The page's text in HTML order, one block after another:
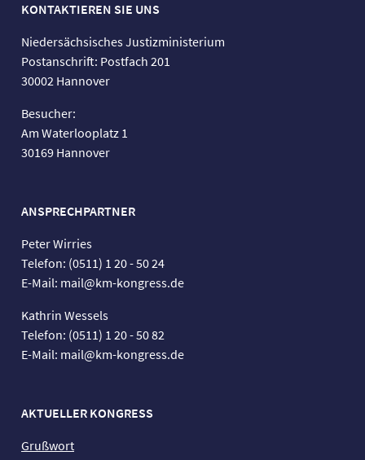
KONTAKTIEREN SIE UNS
Niedersächsisches Justizministerium
Postanschrift: Postfach 201
30002 Hannover
Besucher:
Am Waterlooplatz 1
30169 Hannover
ANSPRECHPARTNER
Peter Wirries
Telefon: (0511) 1 20 - 50 24
E-Mail: mail@km-kongress.de
Kathrin Wessels
Telefon: (0511) 1 20 - 50 82
E-Mail: mail@km-kongress.de
AKTUELLER KONGRESS
Grußwort